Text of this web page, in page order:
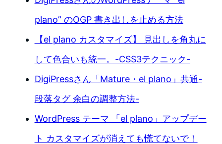
plano” のOGP 書き出しを止める方法
【el plano カスタマイズ】 見出しを角丸に
して色合いも統一。-CSS3テクニック-
DigiPressさん「Mature・el plano」共通-
段落タグ 余白の調整方法-
WordPress テーマ 「el plano」アップデー
ト カスタマイズが消えても慌てないで！